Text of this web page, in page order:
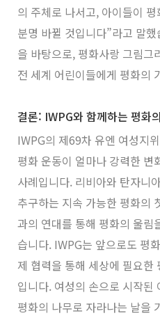
의 주체로 나서고, 아이들이
분명 바뀔 것입니다”라고 말
을 바탕으로, 평화사랑 그림그
전 세계 어린이들에게 평화의
결론: IWPG와 함께하는 평화
IWPG의 제69차 유엔 여성지
평화 운동이 얼마나 강력한 변
사례입니다. 리비아와 탄자니
추구하는 지속 가능한 평화의
과의 연대를 통해 평화의 울림
습니다. IWPG는 앞으로도 평
제 협력을 통해 세상에 필요한
입니다. 여성의 손으로 시작된
평화의 나무로 자라나는 날을